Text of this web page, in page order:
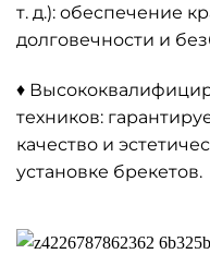
т. д.): обеспечение
долговечности и
♦
техников:
качество и
установке брекетов.